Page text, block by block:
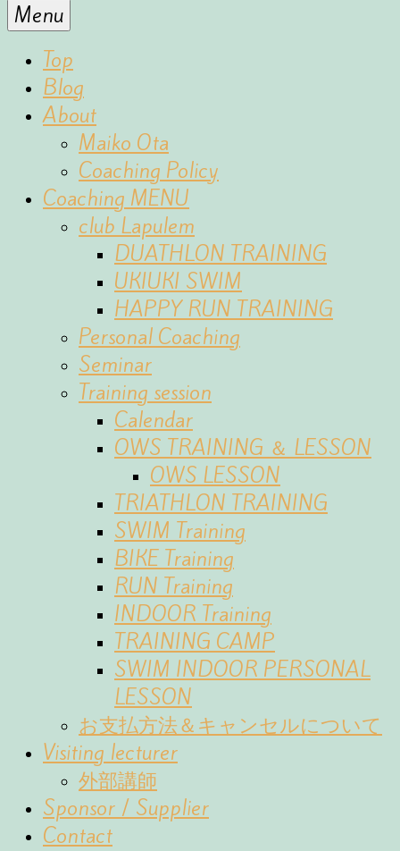
for
the
sports
Menu
Top
Blog
About
Maiko Ota
Coaching Policy
Coaching MENU
club Lapulem
DUATHLON TRAINING
UKIUKI SWIM
HAPPY RUN TRAINING
Personal Coaching
Seminar
Training session
Calendar
OWS TRAINING ＆ LESSON
OWS LESSON
TRIATHLON TRAINING
SWIM Training
BIKE Training
RUN Training
INDOOR Training
TRAINING CAMP
SWIM INDOOR PERSONAL
LESSON
お支払方法＆キャンセルについて
Visiting lecturer
外部講師
Sponsor / Supplier
Contact